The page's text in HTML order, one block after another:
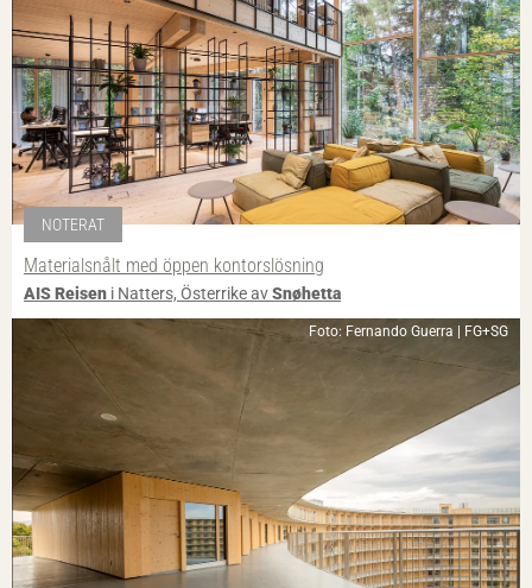
NOTERAT
Materialsnålt med öppen kontorslösning
AIS Reisen i Natters, Österrike avSnøhetta
Foto: Fernando Guerra | FG+SG